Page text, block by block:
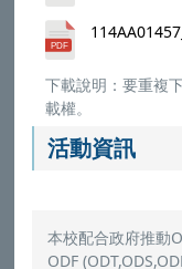
下載說明：要重複
載權。
活動資訊
本校配合政府推動
ODF